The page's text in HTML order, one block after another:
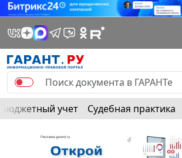
Бюджетный учет Судебная практика